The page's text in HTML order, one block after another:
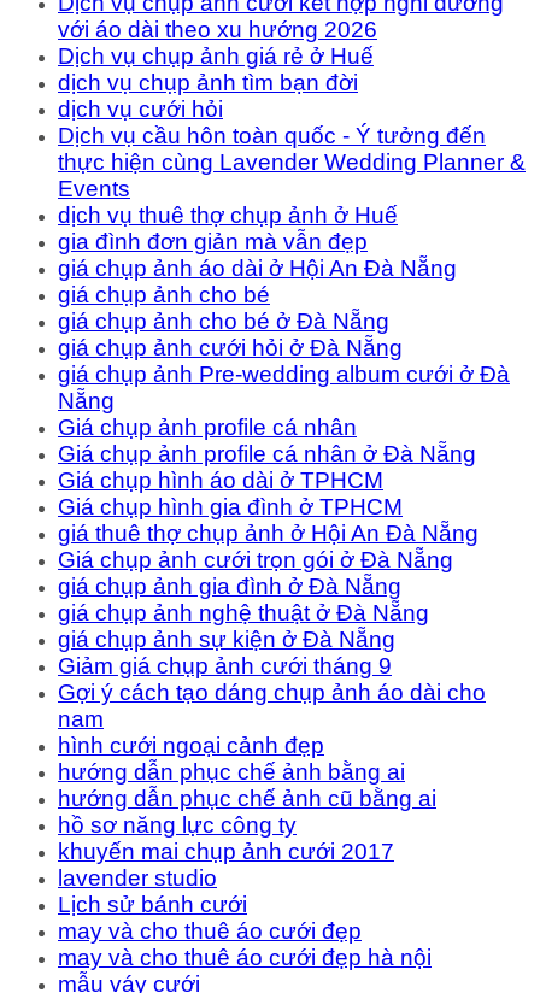
với áo dài theo xu hướng 2026
Dịch vụ chụp ảnh giá rẻ ở Huế
dịch vụ chụp ảnh tìm bạn đời
dịch vụ cưới hỏi
Dịch vụ cầu hôn toàn quốc - Ý tưởng đến
thực hiện cùng Lavender Wedding Planner &
Events
dịch vụ thuê thợ chụp ảnh ở Huế
gia đình đơn giản mà vẫn đẹp
giá chụp ảnh áo dài ở Hội An Đà Nẵng
giá chụp ảnh cho bé
giá chụp ảnh cho bé ở Đà Nẵng
giá chụp ảnh cưới hỏi ở Đà Nẵng
giá chụp ảnh Pre-wedding album cưới ở Đà
Nẵng
Giá chụp ảnh profile cá nhân
Giá chụp ảnh profile cá nhân ở Đà Nẵng
Giá chụp hình áo dài ở TPHCM
Giá chụp hình gia đình ở TPHCM
giá thuê thợ chụp ảnh ở Hội An Đà Nẵng
Giá chụp ảnh cưới trọn gói ở Đà Nẵng
giá chụp ảnh gia đình ở Đà Nẵng
giá chụp ảnh nghệ thuật ở Đà Nẵng
giá chụp ảnh sự kiện ở Đà Nẵng
Giảm giá chụp ảnh cưới tháng 9
Gợi ý cách tạo dáng chụp ảnh áo dài cho
nam
hình cưới ngoại cảnh đẹp
hướng dẫn phục chế ảnh bằng ai
hướng dẫn phục chế ảnh cũ bằng ai
hồ sơ năng lực công ty
khuyến mai chụp ảnh cưới 2017
lavender studio
Lịch sử bánh cưới
may và cho thuê áo cưới đẹp
may và cho thuê áo cưới đẹp hà nội
mẫu váy cưới